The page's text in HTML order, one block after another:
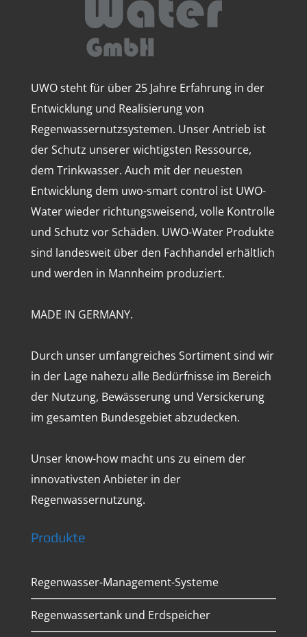
UWO steht für über 25 Jahre Erfahrung in der
Entwicklung und Realisierung von
Regenwassernutzsystemen. Unser Antrieb ist
der Schutz unserer wichtigsten Ressource,
dem Trinkwasser. Auch mit der neuesten
Entwicklung dem uwo-smart control ist UWO-
Water wieder richtungsweisend, volle Kontrolle
und Schutz vor Schäden. UWO-Water Produkte
sind landesweit über den Fachhandel erhältlich
und werden in Mannheim produziert.
MADE IN GERMANY.
Durch unser umfangreiches Sortiment sind wir
in der Lage nahezu alle Bedürfnisse im Bereich
der Nutzung, Bewässerung und Versickerung
im gesamten Bundesgebiet abzudecken.
Unser know-how macht uns zu einem der
innovativsten Anbieter in der
Regenwassernutzung.
Produkte
Regenwasser-Management-Systeme
Regenwassertank und Erdspeicher